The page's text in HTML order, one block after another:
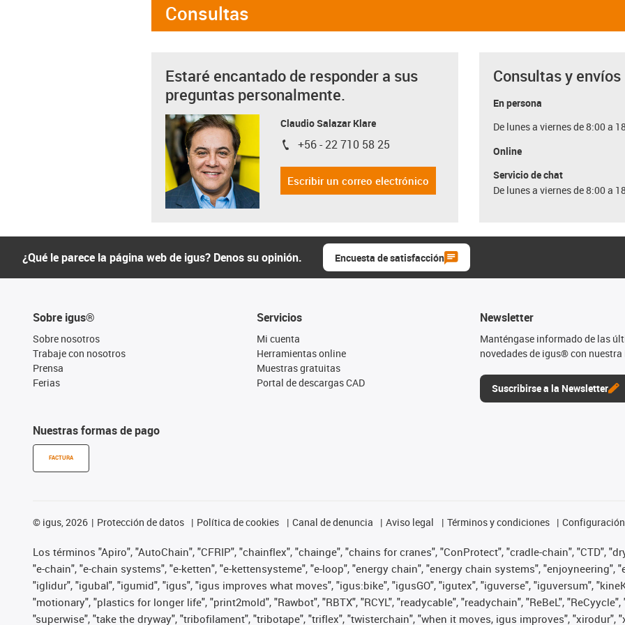
Consultas
Estaré encantado de responder a sus
preguntas personalmente.
Claudio Salazar Klare
igus-icon-phone
+56 - 22 710 58 25
Escribir un correo electrónico
Consultas y envíos
En persona
De lunes a viernes de 8:00 a
Online
Servicio de chat
De lunes a viernes de 8:00 a
¿Qué le parece la página web de igus? Denos su opinión. Encuesta de satisfacción
Sobre igus®
Sobre nosotros
Trabaje con nosotros
Prensa
Ferias
Nuestras formas de pago
FACTURA
Servicios
Mi cuenta
Herramientas online
Muestras gratuitas
Portal de descargas CAD
Newsletter
Manténgase informado de las
novedades de igus® con nuestra
Suscribirse a la Newsletter
© igus, 2026 Protección de datos Política de cookies Canal de denuncia Aviso legal Términos y condiciones
Los términos "Apiro", "AutoChain", "CFRIP", "chainflex", "chainge", "chains for cranes", "ConProtect", "cradle-chain", "CTD",
"e-chain", "e-chain systems", "e-ketten", "e-kettensysteme", "e-loop", "energy chain", "energy chain systems", "enjoyneering",
"iglidur", "igubal", "igumid", "igus", "igus improves what moves", "igus:bike", "igusGO", "igutex", "iguverse", "iguversum",
"motionary", "plastics for longer life", "print2mold", "Rawbot", "RBTX", "RCYL", "readycable", "readychain", "ReBeL",
"superwise", "take the dryway", "tribofilament", "tribotape", "triflex", "twisterchain", "when it moves, igus improves", "xirodur",